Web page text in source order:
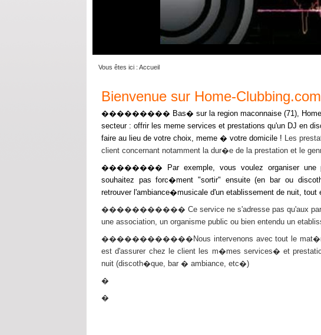
Vous êtes ici : Accueil
Bienvenue sur Home-Clubbing.com
��������� Bas� sur la region maconnaise (71),
secteur : offrir les meme services et prestations qu'un DJ en
faire au lieu de votre choix, meme � votre domicile ! Les
client concernant notamment la dur�e de la prestation et le
�������� Par exemple, vous voulez organiser une
souhaitez pas forc�ment "sortir" ensuite (en bar ou
retrouver l'ambiance�musicale d'un etablissement de nuit,
����������� Ce service ne s'adresse pas qu'aux
une association, un organisme public ou bien entendu un
������������Nous intervenons avec tout le
est d'assurer chez le client les m�mes services� et
nuit (discoth�que, bar � ambiance, etc�)
�
�